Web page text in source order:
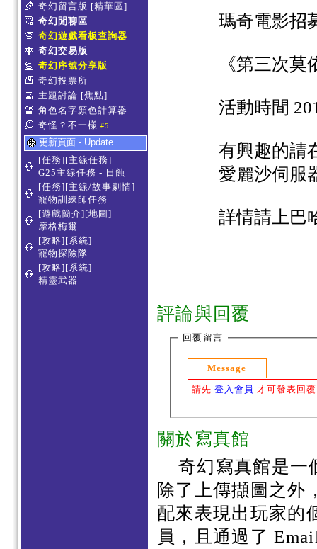
奇幻留言版 [精華區]
奇幻閒聊區
奇幻遊戲看板查詢器
奇幻交易版
奇幻序號分享版
奇幻投票所
主題討論 [焦點]
角色名字顏色計算器
奇怪？不一樣 #5
更新頁面 - Update
[任務][主線任務]
G25主線任務 - 日蝕
[任務][主線/故事劇情]
寵物訓練師任務
[遊戲簡介][地圖]
摩格梅爾
[攻略][系統]
寵物探險隊
[攻略][系統]
精靈武器
瑪奇電影招
《第三次
活動時間
有興趣的請
愛麗沙伺服
詳情請上巴
評論與回覆
回覆留言
Message
請先 登入會員 才可發表回
關於寫真館
奇幻寫真館是一
除了上傳擷圖之外
配來表現出玩家的
員，且通過了